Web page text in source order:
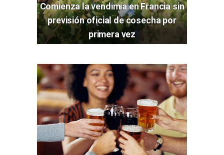
Comienza la vendimia en Francia sin
previsión oficial de cosecha por
primera vez